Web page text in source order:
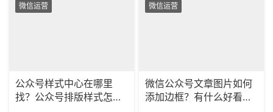
微信运营
公众号样式中心在哪里
找？公众号排版样式怎么
微信运营
微信公众号文章图片如何
添加边框？有什么好看的